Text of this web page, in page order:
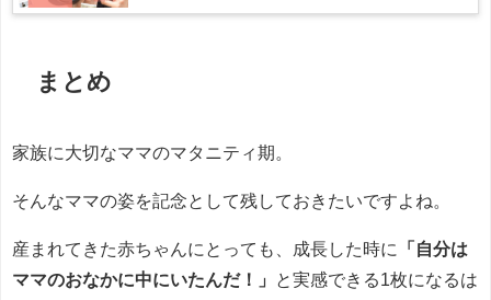
まとめ
家族に大切なママのマタニティ期。
そんなママの姿を記念として残しておきたいですよね。
産まれてきた赤ちゃんにとっても、成長した時に
「自分は
ママのおなかに中にいたんだ！」
と実感できる1枚になるは